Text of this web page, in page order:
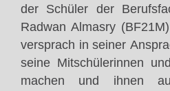
der Schüler der
Radwan Almasry
versprach in seiner
seine Mitschülerinnen
machen und ihnen